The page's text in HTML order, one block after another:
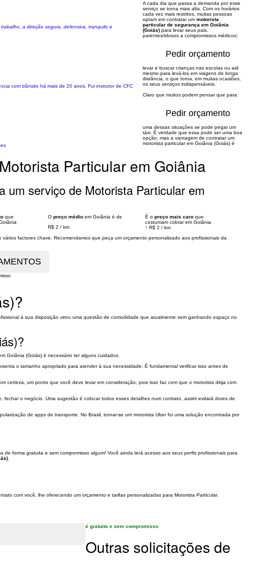
a direção segura, defensiva, tranquilo e
com trânsito há mais de 20 anos. Fui instrutor de CFC
Pedir orçamento
Pedir orçamento
Particular em Goiânia
um serviço de Motorista Particular em
que
O preço médio em Goiânia é de
R$ 2 / km
É o preço mais caro que
costumam cobrar em Goiânia
↑ R$ 2 / km
factores chave. Recomendamos que peça um orçamento personalizado aos profissionais da
A cada dia que passa a demanda por esse
serviço se torna mais alta. Com os horários
cada vez mais restritos, muitas pessoas
optam em contratar um motorista
particular de segurança em Goiânia
(Goiás) para levar seus pais,
parentes/idosos a compromissos médicos;
levar e buscar crianças nas escolas ou até
mesmo para levá-los em viagens de longa
distância, o que torna, em muitas ocasiões,
os seus serviços indispensáveis.
Claro que muitos podem pensar que para
uma dessas situações se pode pegar um
táxi. É verdade que essa pode ser uma boa
opção, mas a vantagem de contratar um
motorista particular em Goiânia (Goiás) é
à sua disposição virou uma questão de comodidade que atualmente vem ganhando espaço no
Goiânia (Goiás) é necessário ter alguns cuidados.
o tamanho apropriado para atender à sua necessidade. É fundamental verificar isso antes de
certeza, um ponto que você deve levar em consideração, pois isso faz com que o motorista dirija com
o negócio. Uma sugestão é colocar todos esses detalhes num contrato, assim evitará dores de
de apps de transporte. No Brasil, tornar-se um motorista Uber foi uma solução encontrada por
forma gratuita e sem compromisso algum! Você ainda terá acesso aos seus perfis profissionais para
com você, lhe oferecendo um orçamento e tarifas personalizadas para Motorista Particular.
é gratuito e sem compromisso
Outras solicitações de